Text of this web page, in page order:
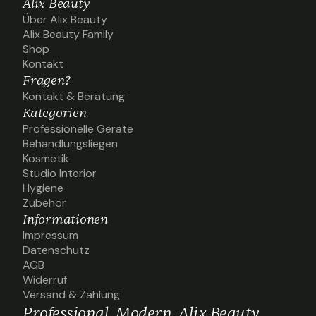
Alix Beauty
Über Alix Beauty
Über Alix Beauty
Alix Beauty Family
Alix Beauty Family
Shop
Shop
Kontakt
Kontakt
Fragen?
Kontakt & Beratung
Kontakt & Beratung
Kategorien
Professionelle Geräte
Professionelle Geräte
Behandlungsliegen
Behandlungsliegen
Kosmetik
Kosmetik
Studio Interior
Studio Interior
Hygiene
Hygiene
Zubehör
Zubehör
Informationen
Impressum
Impressum
Datenschutz
Datenschutz
AGB
AGB
Widerruf
Widerruf
Versand & Zahlung
Versand & Zahlung